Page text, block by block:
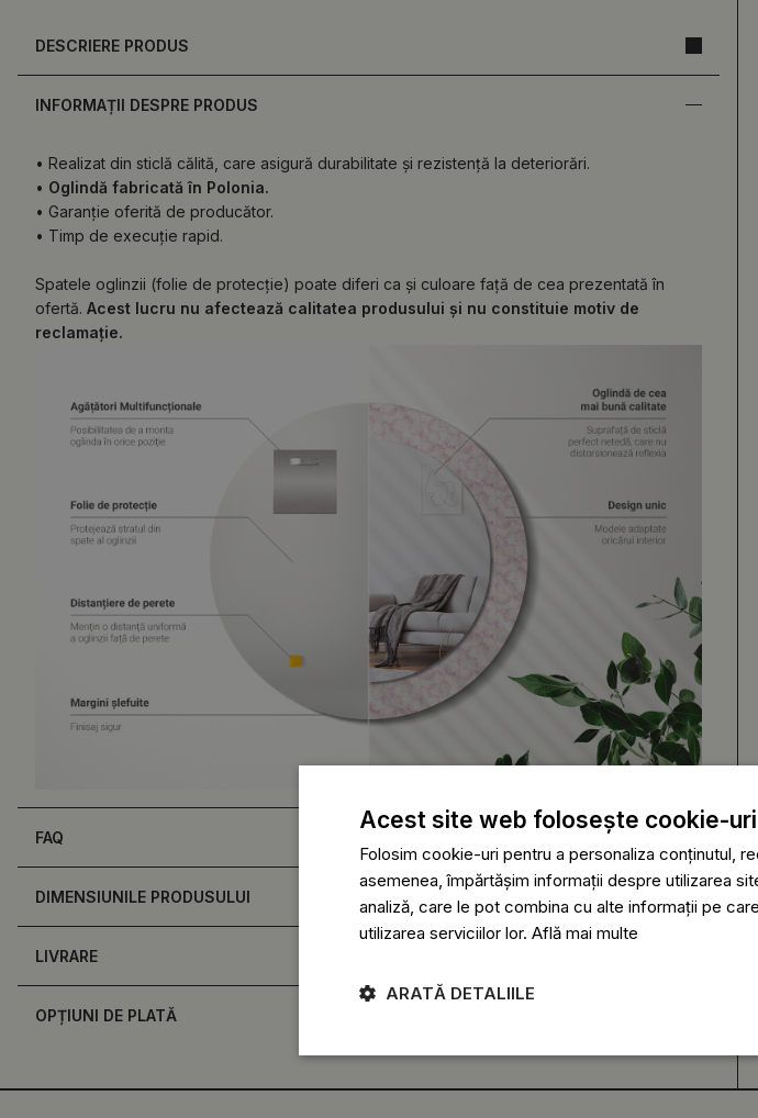
DESCRIERE PRODUS
INFORMAȚII DESPRE PRODUS
• Realizat din sticlă călită, care asigură durabilitate și rezistență la deteriorări.
• Oglindă fabricată în Polonia.
• Garanție oferită de producător.
• Timp de execuție rapid.
Spatele oglinzii (folie de protecție) poate diferi ca și culoare față de cea prezentată în
ofertă. Acest lucru nu afectează calitatea produsului și nu constituie motiv de
reclamație.
FAQ
DIMENSIUNILE PRODUSULUI
LIVRARE
OPȚIUNI DE PLATĂ
Acest site web folosește cookie-uri
Folosim cookie-uri pentru a personaliza conținutul,
asemenea, împărtășim informații despre utilizarea
analiză, care le pot combina cu alte informații pe
utilizarea serviciilor lor. Află mai multe
ARATĂ DETALIILE